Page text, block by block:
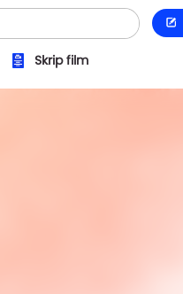
Skrip film